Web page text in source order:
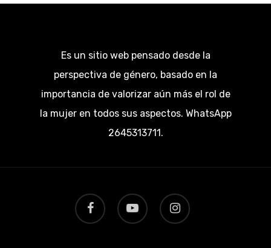
Es un sitio web pensado desde la
perspectiva de género, basado en la
importancia de valorizar aún más el rol de
la mujer en todos sus aspectos. WhatsApp
2645313711.
facebook youtube instagram